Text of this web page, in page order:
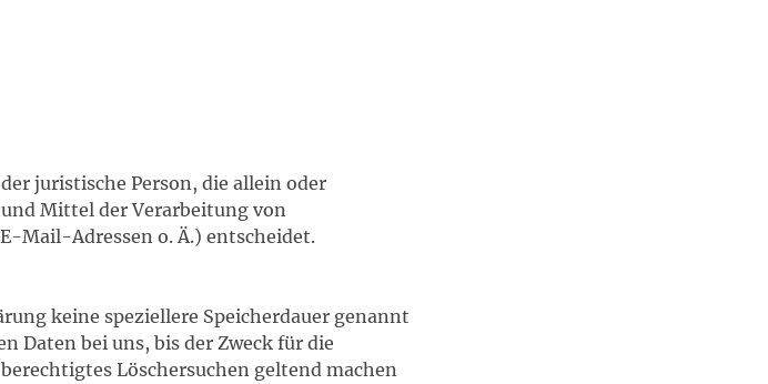
juristische Person, die allein oder
Mittel der Verarbeitung von
Mail-Adressen o. Ä.) entscheidet.
keine speziellere Speicherdauer genannt
Daten bei uns, bis der Zweck für die
Löschersuchen geltend machen